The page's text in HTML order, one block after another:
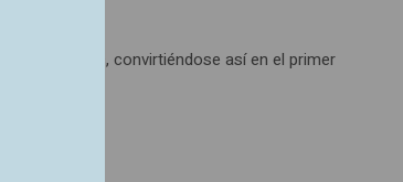
del cannabis, convirtiéndose así en el primer